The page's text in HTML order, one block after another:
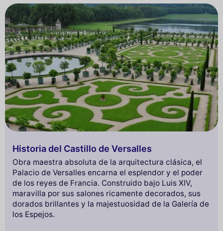
Historia del Castillo de Versalles
Obra maestra absoluta de la arquitectura clásica, el
Palacio de Versalles encarna el esplendor y el poder
de los reyes de Francia. Construido bajo Luis XIV,
maravilla por sus salones ricamente decorados, sus
dorados brillantes y la majestuosidad de la Galería de
los Espejos.